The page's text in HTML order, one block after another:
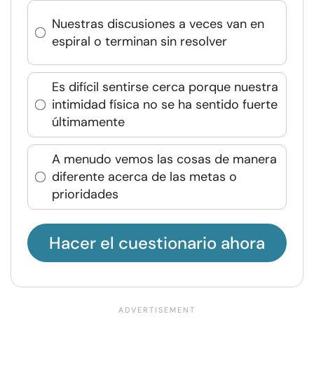
Nuestras discusiones a veces van en
espiral o terminan sin resolver
Es difícil sentirse cerca porque nuestra
intimidad física no se ha sentido fuerte
últimamente
A menudo vemos las cosas de manera
diferente acerca de las metas o
prioridades
Hacer el cuestionario ahora